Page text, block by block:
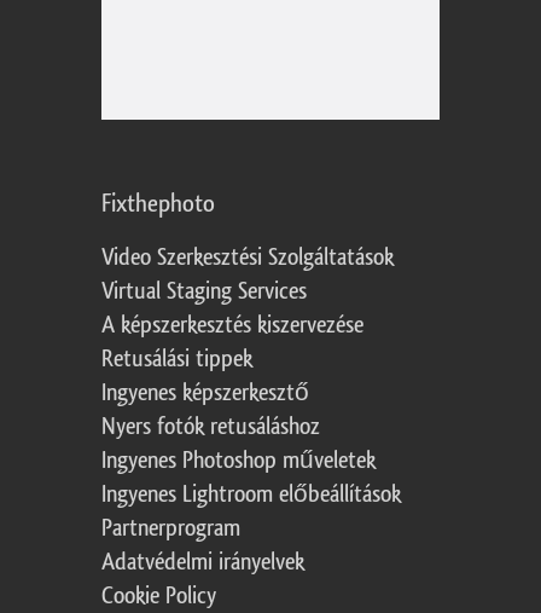
Fixthephoto
Video Szerkesztési Szolgáltatások
Virtual Staging Services
A képszerkesztés kiszervezése
Retusálási tippek
Ingyenes képszerkesztő
Nyers fotók retusáláshoz
Ingyenes Photoshop műveletek
Ingyenes Lightroom előbeállítások
Partnerprogram
Adatvédelmi irányelvek
Cookie Policy